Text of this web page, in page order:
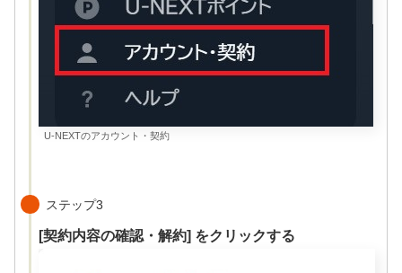
U-NEXTのアカウント・契約
ステップ3
[契約内容の確認・解約] をクリックする